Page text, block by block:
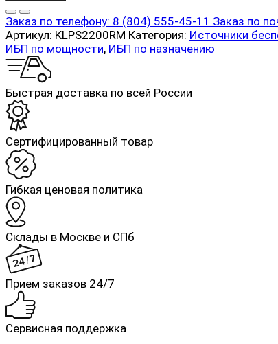
Заказ по телефону: 8 (804) 555-45-11 Заказ по
Артикул: KLPS2200RM Категория: Источники
ИБП по мощности, ИБП по назначению
Быстрая доставка по всей России
Cертифицированный товар
Гибкая ценовая политика
Склады в Москве и СПб
Прием заказов 24/7
Сервисная поддержка